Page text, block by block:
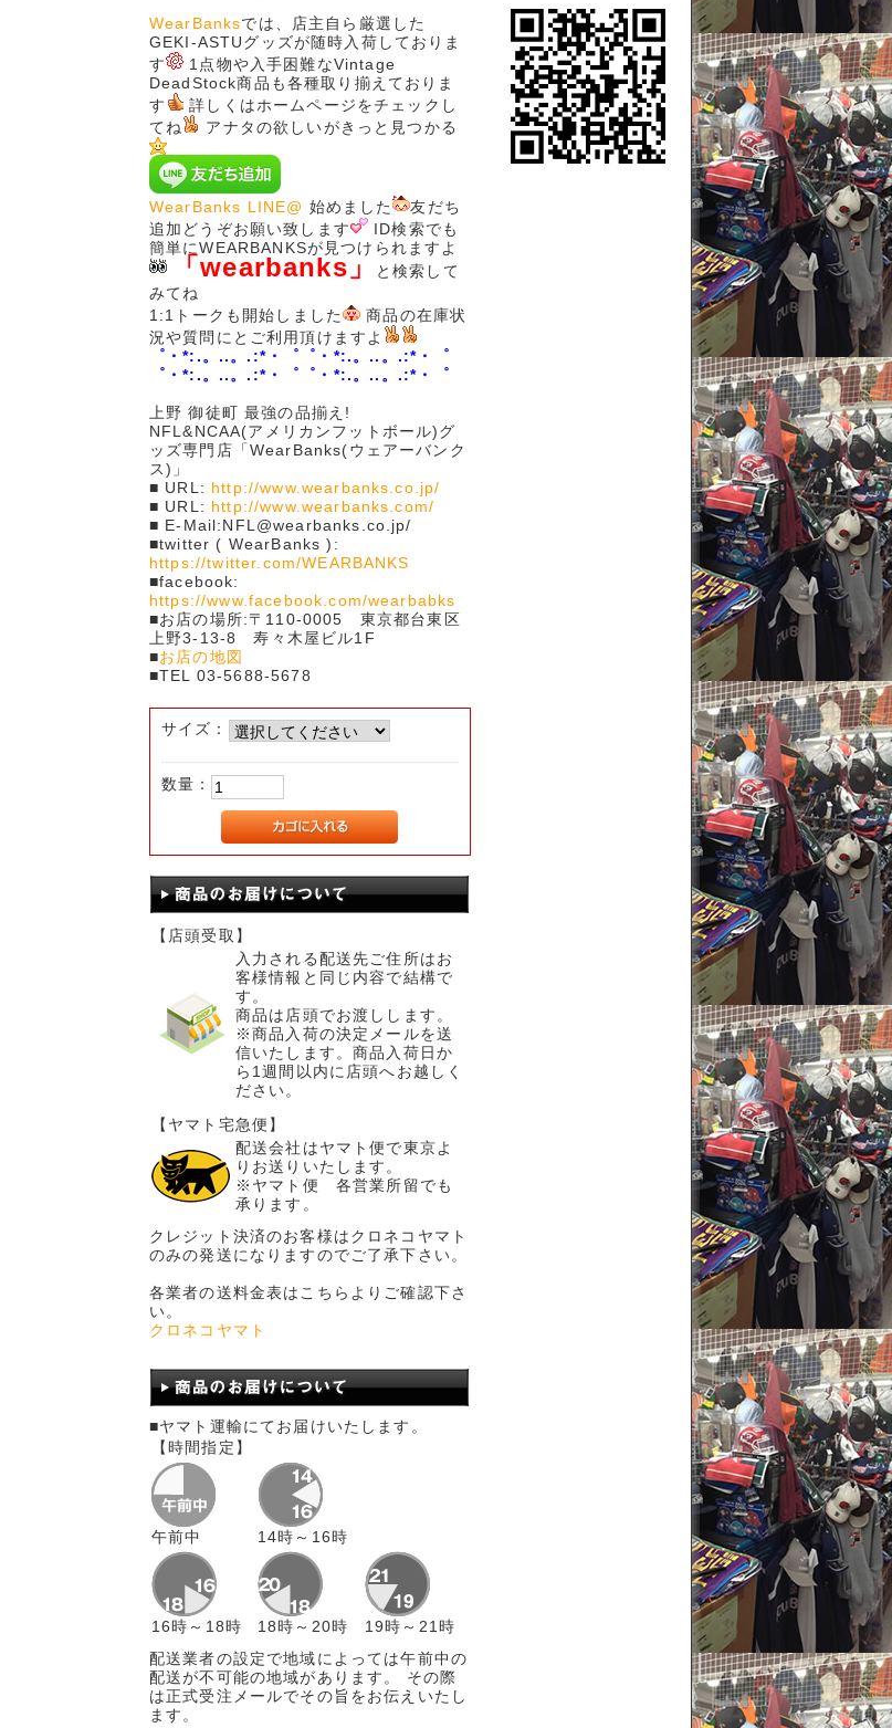
WearBanksでは、店主自ら厳選した
GEKI-ASTUグッズが随時入荷しておりま
す
1点物や入手困難なVintage
DeadStock商品も各種取り揃えておりま
す
詳しくはホームページをチェックし
てね
アナタの欲しいがきっと見つかる
WearBanks LINE@ 始めました
友だち
追加どうぞお願い致します
ID検索でも
簡単にWEARBANKSが見つけられますよ
「wearbanks」
と検索して
みてね
1:1トークも開始しました
商品の在庫状
況や質問にとご利用頂けますよ
゜・*:.。..。.:*・゜゜・*:.。..。.:*・゜
゜・*:.。..。.:*・゜゜・*:.。..。.:*・゜
上野 御徒町 最強の品揃え!
NFL&NCAA(アメリカンフットボール)グ
ッズ専門店「WearBanks(ウェアーバンク
ス)」
■ URL: http://www.wearbanks.co.jp/
■ URL: http://www.wearbanks.com/
■ E-Mail:NFL@wearbanks.co.jp/
■twitter ( WearBanks ):
https://twitter.com/WEARBANKS
■facebook:
https://www.facebook.com/wearbabks
■お店の場所:〒110-0005 東京都台東区
上野3-13-8 寿々木屋ビル1F
■お店の地図
■TEL 03-5688-5678
サイズ：
数量：
【店頭受取】
入力される配送先ご住所はお
客様情報と同じ内容で結構で
す。
商品は店頭でお渡しします。
※商品入荷の決定メールを送
信いたします。商品入荷日か
ら1週間以内に店頭へお越しく
ださい。
【ヤマト宅急便】
配送会社はヤマト便で東京よ
りお送りいたします。
※ヤマト便 各営業所留でも
承ります。
クレジット決済のお客様はクロネコヤマト
のみの発送になりますのでご了承下さい。
各業者の送料金表はこちらよりご確認下さ
い。
クロネコヤマト
■ヤマト運輸にてお届けいたします。
【時間指定】
午前中 14時～16時
16時～18時 18時～20時
19時～21時
配送業者の設定で地域によっては午前中の
配送が不可能の地域があります。 その際
は正式受注メールでその旨をお伝えいたし
ます。